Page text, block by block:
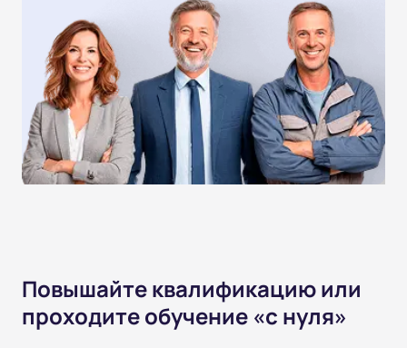
Повышайте квалификацию или
проходите обучение «с нуля»